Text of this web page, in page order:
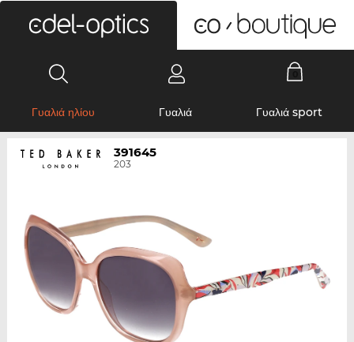
Γυαλιά ηλίου Γυαλιά Γυαλιά sport
391645
203